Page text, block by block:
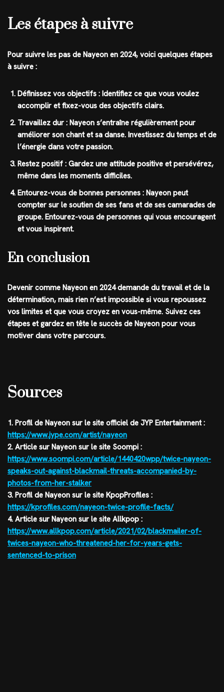
Les étapes à suivre
Pour suivre les pas de Nayeon en 2024, voici quelques étapes
à suivre :
Définissez vos objectifs : Identifiez ce que vous voulez
accomplir et fixez-vous des objectifs clairs.
Travaillez dur : Nayeon s’entraîne régulièrement pour
améliorer son chant et sa danse. Investissez du temps et de
l’énergie dans votre passion.
Restez positif : Gardez une attitude positive et persévérez,
même dans les moments difficiles.
Entourez-vous de bonnes personnes : Nayeon peut
compter sur le soutien de ses fans et de ses camarades de
groupe. Entourez-vous de personnes qui vous encouragent
et vous inspirent.
En conclusion
Devenir comme Nayeon en 2024 demande du travail et de la
détermination, mais rien n’est impossible si vous repoussez
vos limites et que vous croyez en vous-même. Suivez ces
étapes et gardez en tête le succès de Nayeon pour vous
motiver dans votre parcours.
Sources
1. Profil de Nayeon sur le site officiel de JYP Entertainment :
https://www.jype.com/artist/nayeon
2. Article sur Nayeon sur le site Soompi :
https://www.soompi.com/article/1440420wpp/twice-nayeon-
speaks-out-against-blackmail-threats-accompanied-by-
photos-from-her-stalker
3. Profil de Nayeon sur le site KpopProfiles :
https://kprofiles.com/nayeon-twice-profile-facts/
4. Article sur Nayeon sur le site Allkpop :
https://www.allkpop.com/article/2021/02/blackmailer-of-
twices-nayeon-who-threatened-her-for-years-gets-
sentenced-to-prison